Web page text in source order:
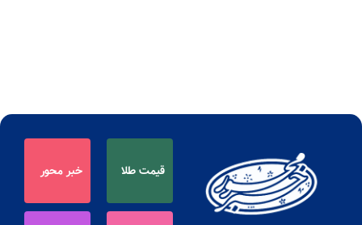
قیمت طلا خبر محور